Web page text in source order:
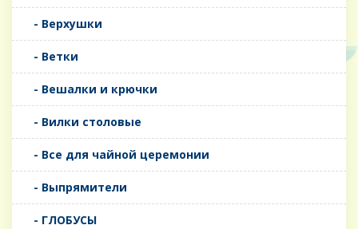
- Верхушки
- Ветки
- Вешалки и крючки
- Вилки столовые
- Все для чайной церемонии
- Выпрямители
- ГЛОБУСЫ